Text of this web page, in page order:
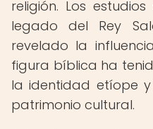
religión. Los
legado del Rey
revelado la
figura bíblica ha
la identidad etíope
patrimonio cultural.